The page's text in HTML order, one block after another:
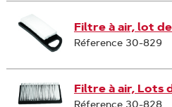
Filtre à air, lot
Réference 30-829
Filtre à air, Lots
Réference 30-828